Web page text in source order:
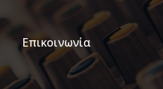
Επικοινωνία